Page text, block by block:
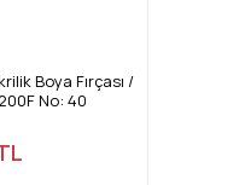
Boya Fırçası /
No: 40